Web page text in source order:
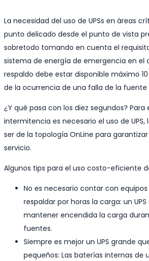
La necesidad del uso de UPSs en áreas
punto delicado desde el punto de vista
sobretodo tomando en cuenta el
sistema de energía de emergencia en el
respaldo debe estar disponible máximo
de la ocurrencia de una falla de la fuente
¿Y qué pasa con los diez segundos?
intermitencia es necesario el uso de UPS,
ser de la topología OnLine para
servicio.
Algunos tips para el uso costo-eficiente
No es necesario contar con
respaldar por horas la carga: un
mantener encendida la carga
fuentes.
Siempre es mejor un UPS grande
pequeños: Las baterías internas de